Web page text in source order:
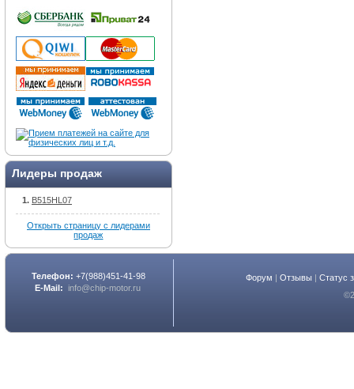
Лидеры продаж
B515HL07
Открыть страницу с лидерами
продаж
Телефон: +7(988)451-41-98
E-Mail: info@chip-motor.ru
Форум |Отзывы |Статус